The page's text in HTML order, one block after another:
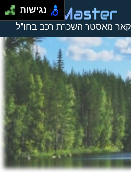
קאר מאסטר השכרת רכב בחו"ל
נגישות